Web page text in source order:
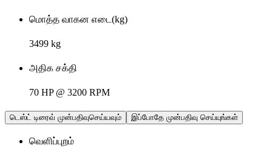
மொத்த வாகன எடை(kg)
3499 kg
அதிக சக்தி
70 HP @ 3200 RPM
டெஸ்ட் டிரைவ் முன்பதிவுசெய்யவும் இப்போதே முன்பதிவு செய்யுங்கள்
வெளிப்புறம்